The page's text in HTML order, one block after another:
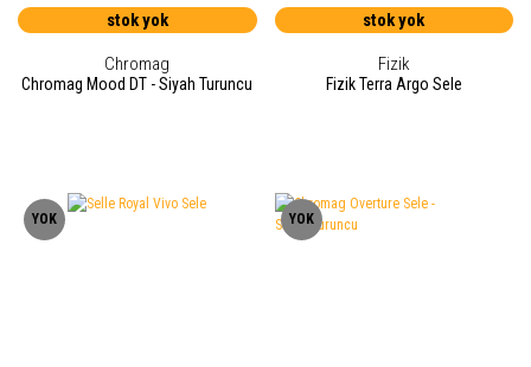
stok yok
Chromag
Chromag Mood DT - Siyah Turuncu
stok yok
Fizik
Fizik Terra Argo Sele
YOK YOK